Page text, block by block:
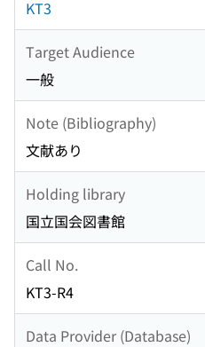
KT3
Target Audience
一般
Note (Bibliography)
文献あり
Holding library
国立国会図書館
Call No.
KT3-R4
Data Provider (Database)